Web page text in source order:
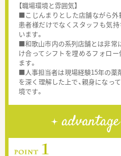
【職場環境と雰囲気】
■こじんまりとした店舗ながら外
患者様だけでなくスタッフも気
います。
■和歌山市内の系列店舗とは非常
け合ってシフトを埋めるフォロ
ます。
■人事担当者は現場経験15年の薬
を深く理解した上で、親身になっ
境です。
advantage